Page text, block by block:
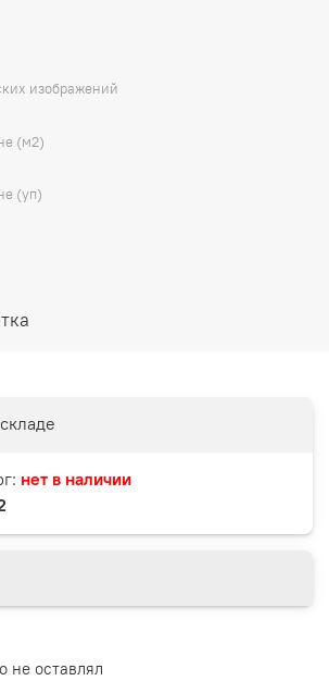
изображений
(м2)
(уп)
не оставлял
нет в наличии